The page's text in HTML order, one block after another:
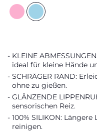
KLEINE
ideal für kleine Hände
SCHRÄGER RAND:
ohne zu gießen.
GLÄNZENDE
sensorischen Reiz.
100% SILIKON:
reinigen.